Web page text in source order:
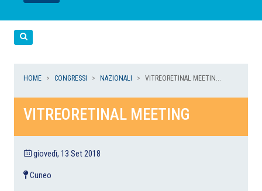
LEGGI
LEGGI
LEGGI
LEGGI
HOME CONGRESSI NAZIONALI VITREORETINAL MEETIN...
VITREORETINAL MEETING
giovedì, 13 Set 2018
Cuneo